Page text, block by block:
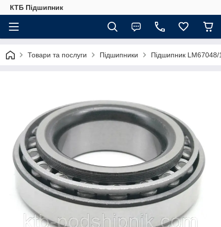
КТБ Підшипник
Товари та послуги Підшипники Підшипник